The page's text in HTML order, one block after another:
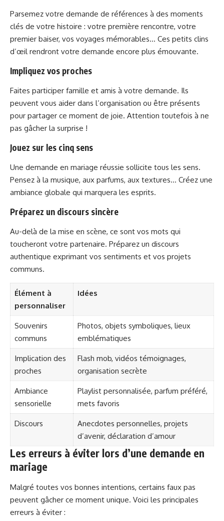
Parsemez votre demande de références à des moments
clés de votre histoire : votre première rencontre, votre
premier baiser, vos voyages mémorables… Ces petits clins
d’œil rendront votre demande encore plus émouvante.
Impliquez vos proches
Faites participer famille et amis à votre demande. Ils
peuvent vous aider dans l’organisation ou être présents
pour partager ce moment de joie. Attention toutefois à ne
pas gâcher la surprise !
Jouez sur les cinq sens
Une demande en mariage réussie sollicite tous les sens.
Pensez à la musique, aux parfums, aux textures… Créez une
ambiance globale qui marquera les esprits.
Préparez un discours sincère
Au-delà de la mise en scène, ce sont vos mots qui
toucheront votre partenaire. Préparez un discours
authentique exprimant vos sentiments et vos projets
communs.
Élément à
personnaliser
Idées
Souvenirs
communs
Photos, objets symboliques, lieux
emblématiques
Implication des
proches
Flash mob, vidéos témoignages,
organisation secrète
Ambiance
sensorielle
Playlist personnalisée, parfum préféré,
mets favoris
Discours
Anecdotes personnelles, projets
d’avenir, déclaration d’amour
Les erreurs à éviter lors d’une demande en
mariage
Malgré toutes vos bonnes intentions, certains faux pas
peuvent gâcher ce moment unique. Voici les principales
erreurs à éviter :